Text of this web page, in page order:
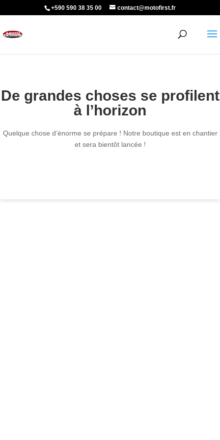
+590 590 38 35 00 contact@motofirst.fr
De grandes choses se profilent
à l’horizon
Quelque chose d’énorme se prépare ! Notre boutique est en chantier
et sera bientôt lancée !